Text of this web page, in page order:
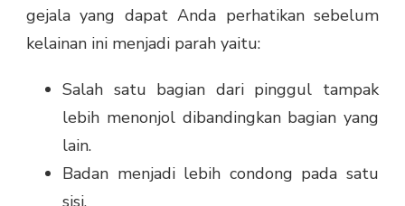
gejala yang dapat Anda perhatikan sebelum
kelainan ini menjadi parah yaitu:
Salah satu bagian dari pinggul tampak
lebih menonjol dibandingkan bagian yang
lain.
Badan menjadi lebih condong pada satu